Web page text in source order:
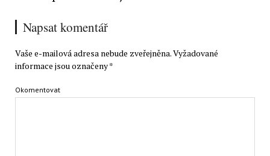
Napsat komentář
Vaše e-mailová adresa nebude zveřejněna.Vyžadované
informace jsou označeny*
Okomentovat